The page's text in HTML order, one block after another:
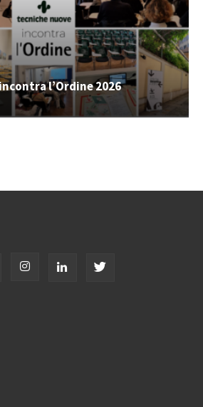
l’Ordine 2026